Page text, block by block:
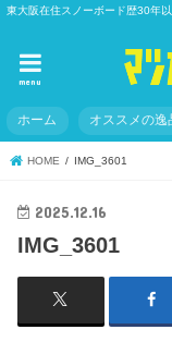
東大阪在住スノーボード歴30年
menu
ホーム オススメの逸
HOME IMG_3601
2025.12.16
IMG_3601